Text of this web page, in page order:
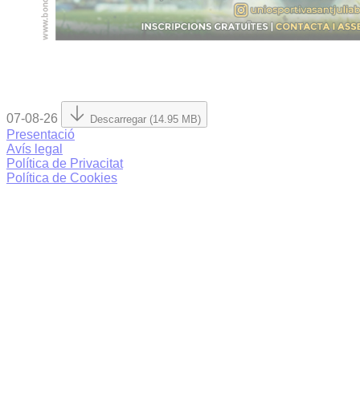
07-08-26 Descarregar (14.95 MB)
Presentació
Avís legal
Política de Privacitat
Política de Cookies